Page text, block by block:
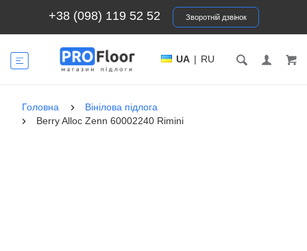
+38 (098) 119 52 52 Зворотній дзвінок
UA | RU
Головна
Вінілова підлога
Berry Alloc Zenn 60002240 Rimini